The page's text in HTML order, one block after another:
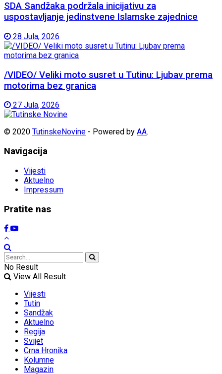
SDA Sandžaka podržala inicijativu za
uspostavljanje jedinstvene Islamske zajednice
28 Jula, 2026
/VIDEO/ Veliki moto susret u Tutinu: Ljubav prema
motorima bez granica
27 Jula, 2026
© 2020 TutinskeNovine - Powered by AA.
Navigacija
Vijesti
Aktuelno
Impressum
Pratite nas
No Result
View All Result
Vijesti
Tutin
Sandžak
Aktuelno
Regija
Svijet
Crna Hronika
Kolumne
Magazin